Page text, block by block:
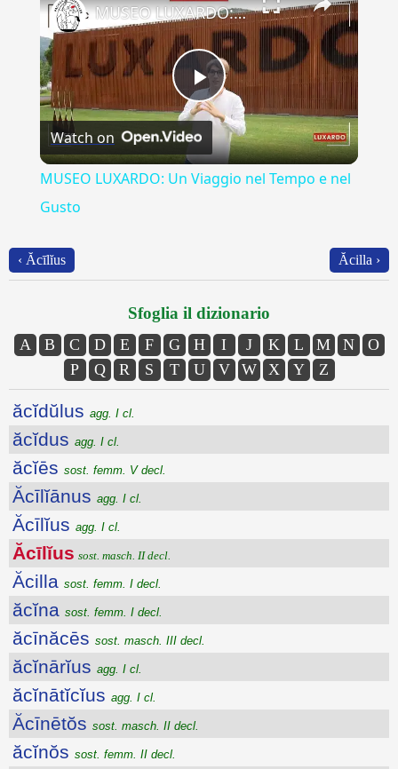
Play
Video
MUSEO LUXARDO: Un Viaggio nel Tempo e nel Gusto
Watch on
MUSEO LUXARDO: Un Viaggio nel Tempo e nel
Gusto
‹ Ăcīlĭus Ăcilla ›
Sfoglia il dizionario
A B C D E F G H I J K L M N
O
P
Q R S T U V W X Y Z
ăcĭdŭlus agg. I cl.
ăcĭdus agg. I cl.
ăcĭēs sost. femm. V decl.
Ăcīlĭānus agg. I cl.
Ăcīlĭus agg. I cl.
Ăcīlĭus sost. masch. II decl.
Ăcilla sost. femm. I decl.
ăcĭna sost. femm. I decl.
ăcīnăcēs sost. masch. III decl.
ăcĭnārĭus agg. I cl.
ăcĭnātĭcĭus agg. I cl.
Ăcīnētŏs sost. masch. II decl.
ăcĭnŏs sost. femm. II decl.